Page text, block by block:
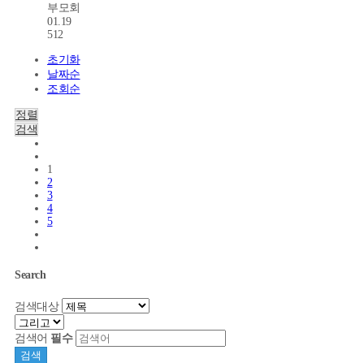
부모회
01.19
512
초기화
날짜순
조회순
정렬
검색
1
2
3
4
5
Search
검색대상
검색어 필수
검색